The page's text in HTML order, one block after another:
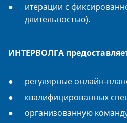
итерации с
длительностью).
ИНТЕРВОЛГА
регулярные онлайн-
квалифицированных
организованную